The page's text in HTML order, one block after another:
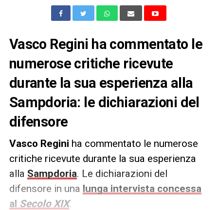
Vasco Regini ha commentato le
numerose critiche ricevute
durante la sua esperienza alla
Sampdoria: le dichiarazioni del
difensore
Vasco Regini ha commentato le numerose
critiche ricevute durante la sua esperienza
alla Sampdoria. Le dichiarazioni del
difensore in una lunga intervista concessa
al Secolo XIX.